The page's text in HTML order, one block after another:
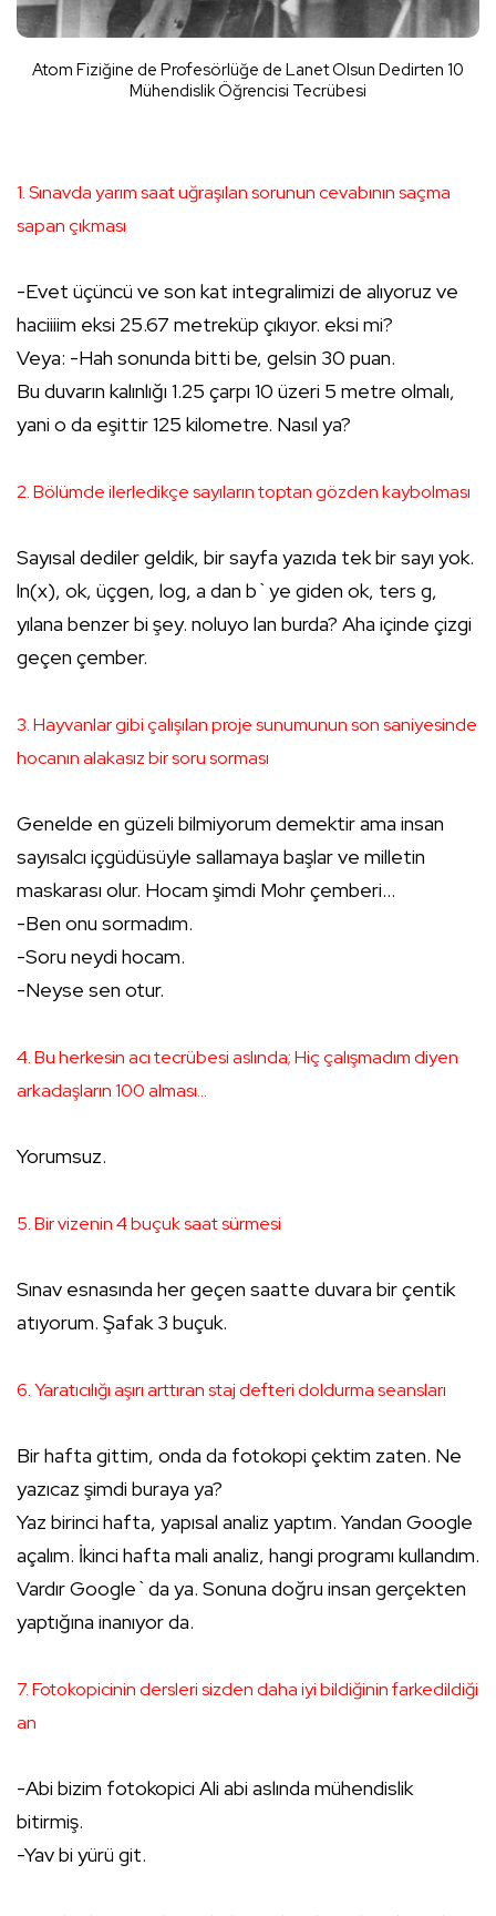
Atom Fiziğine de Profesörlüğe de Lanet Olsun Dedirten 10
Mühendislik Öğrencisi Tecrübesi
1. Sınavda yarım saat uğraşılan sorunun cevabının saçma
sapan çıkması
-Evet üçüncü ve son kat integralimizi de alıyoruz ve
haciiiim eksi 25.67 metreküp çıkıyor. eksi mi?
Veya: -Hah sonunda bitti be, gelsin 30 puan.
Bu duvarın kalınlığı 1.25 çarpı 10 üzeri 5 metre olmalı,
yani o da eşittir 125 kilometre. Nasıl ya?
2. Bölümde ilerledikçe sayıların toptan gözden kaybolması
Sayısal dediler geldik, bir sayfa yazıda tek bir sayı yok.
ln(x), ok, üçgen, log, a dan b`ye giden ok, ters g,
yılana benzer bi şey. noluyo lan burda? Aha içinde çizgi
geçen çember.
3. Hayvanlar gibi çalışılan proje sunumunun son saniyesinde
hocanın alakasız bir soru sorması
Genelde en güzeli bilmiyorum demektir ama insan
sayısalcı içgüdüsüyle sallamaya başlar ve milletin
maskarası olur. Hocam şimdi Mohr çemberi...
-Ben onu sormadım.
-Soru neydi hocam.
-Neyse sen otur.
4. Bu herkesin acı tecrübesi aslında; Hiç çalışmadım diyen
arkadaşların 100 alması...
Yorumsuz.
5. Bir vizenin 4 buçuk saat sürmesi
Sınav esnasında her geçen saatte duvara bir çentik
atıyorum. Şafak 3 buçuk.
6. Yaratıcılığı aşırı arttıran staj defteri doldurma seansları
Bir hafta gittim, onda da fotokopi çektim zaten. Ne
yazıcaz şimdi buraya ya?
Yaz birinci hafta, yapısal analiz yaptım. Yandan Google
açalım. İkinci hafta mali analiz, hangi programı kullandım.
Vardır Google`da ya. Sonuna doğru insan gerçekten
yaptığına inanıyor da.
7. Fotokopicinin dersleri sizden daha iyi bildiğinin farkedildiği
an
-Abi bizim fotokopici Ali abi aslında mühendislik
bitirmiş.
-Yav bi yürü git.